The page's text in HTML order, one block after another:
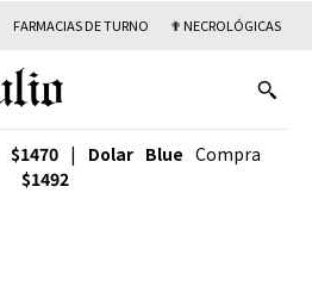
FARMACIAS DE TURNO ✟ NECROLÓGICAS
$1470 | Dolar Blue Compra
$1492